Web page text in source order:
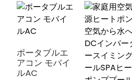
ポータブルエ
アコン モバイ
ルAC